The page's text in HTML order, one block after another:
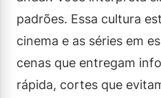
padrões. Essa cultura
cinema e as séries em
cenas que entregam
rápida, cortes que